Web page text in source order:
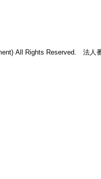
All Rights Reserved. 法人